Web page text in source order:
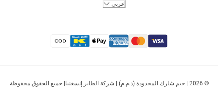
© 2026 | جيم شارك المحدودة (ذ.م.م) | شركة الطاير إنسغنيا| جميع الحقوق محفوظة
عربي